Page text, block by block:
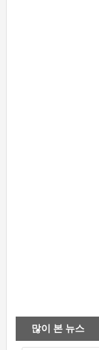
많이 본 뉴스